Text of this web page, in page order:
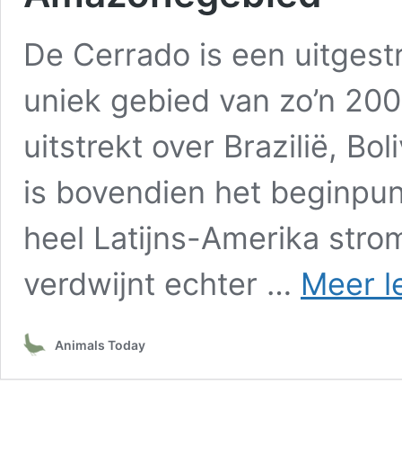
De Cerrado is een
uniek gebied van zo’n
uitstrekt over Brazilië,
is bovendien het
heel Latijns-Amerika
verdwijnt echter … Meer
Animals Today